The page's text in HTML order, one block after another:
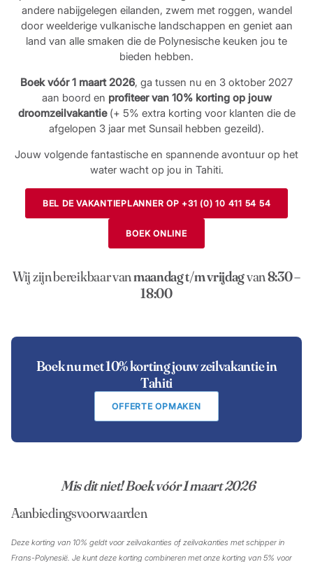
andere nabijgelegen eilanden, zwem met roggen, wandel
door weelderige vulkanische landschappen en geniet aan
land van alle smaken die de Polynesische keuken jou te
bieden hebben.
Boek vóór 1 maart 2026, ga tussen nu en 3 oktober 2027
aan boord en profiteer van 10% korting op jouw
droomzeilvakantie(+ 5% extra korting voor klanten die de
afgelopen 3 jaar met Sunsail hebben gezeild).
Jouw volgende fantastische en spannende avontuur op het
water wacht op jou in Tahiti.
BEL DE VAKANTIEPLANNER OP +31 (0) 10 411 54 54
BOEK ONLINE
Wij zijn bereikbaar vanmaandag t/m vrijdagvan8:30 –
18:00
Boek nu met 10% korting jouw zeilvakantie in
Tahiti
OFFERTE OPMAKEN
Mis dit niet!Boek vóór 1 maart 2026
Aanbiedingsvoorwaarden
Deze korting van 10% geldt voor zeilvakanties of zeilvakanties met schipper in
Frans-Polynesië. Je kunt deze korting combineren met onze korting van 5% voor